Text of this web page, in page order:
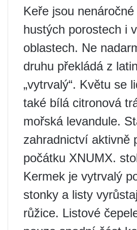
Keře jsou
hustých porostech i
oblastech. Ne
druhu překládá z
„vytrvalý“. Květu se
také bílá citronová
mořská levandule.
zahradnictví aktivně
počátku XNUMX.
Kermek je vytrvalý
stonky a listy
růžice. Listové